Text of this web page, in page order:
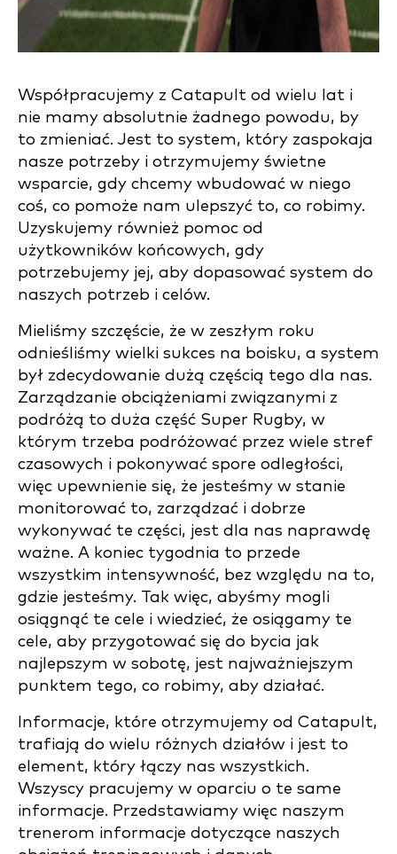
Współpracujemy z Catapult od wielu lat i
nie mamy absolutnie żadnego powodu, by
to zmieniać. Jest to system, który zaspokaja
nasze potrzeby i otrzymujemy świetne
wsparcie, gdy chcemy wbudować w niego
coś, co pomoże nam ulepszyć to, co robimy.
Uzyskujemy również pomoc od
użytkowników końcowych, gdy
potrzebujemy jej, aby dopasować system do
naszych potrzeb i celów.
Mieliśmy szczęście, że w zeszłym roku
odnieśliśmy wielki sukces na boisku, a system
był zdecydowanie dużą częścią tego dla nas.
Zarządzanie obciążeniami związanymi z
podróżą to duża część Super Rugby, w
którym trzeba podróżować przez wiele stref
czasowych i pokonywać spore odległości,
więc upewnienie się, że jesteśmy w stanie
monitorować to, zarządzać i dobrze
wykonywać te części, jest dla nas naprawdę
ważne. A koniec tygodnia to przede
wszystkim intensywność, bez względu na to,
gdzie jesteśmy. Tak więc, abyśmy mogli
osiągnąć te cele i wiedzieć, że osiągamy te
cele, aby przygotować się do bycia jak
najlepszym w sobotę, jest najważniejszym
punktem tego, co robimy, aby działać.
Informacje, które otrzymujemy od Catapult,
trafiają do wielu różnych działów i jest to
element, który łączy nas wszystkich.
Wszyscy pracujemy w oparciu o te same
informacje. Przedstawiamy więc naszym
trenerom informacje dotyczące naszych